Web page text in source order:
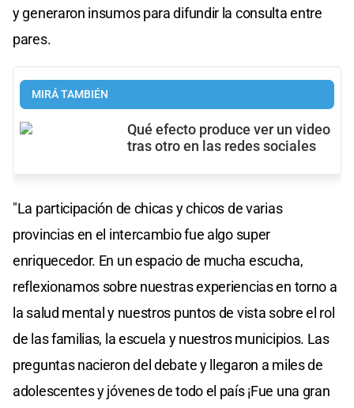
y generaron insumos para difundir la consulta entre
pares.
MIRÁ TAMBIÉN
Qué efecto produce ver un video
tras otro en las redes sociales
"La participación de chicas y chicos de varias
provincias en el intercambio fue algo super
enriquecedor. En un espacio de mucha escucha,
reflexionamos sobre nuestras experiencias en torno a
la salud mental y nuestros puntos de vista sobre el rol
de las familias, la escuela y nuestros municipios. Las
preguntas nacieron del debate y llegaron a miles de
adolescentes y jóvenes de todo el país ¡Fue una gran